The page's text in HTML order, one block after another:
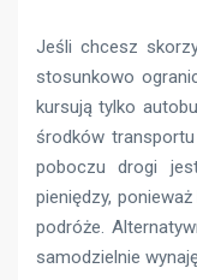
Jeśli chcesz
stosunkowo
kursują tylko
środków
poboczu drogi
pieniędzy,
podróże.
samodzielnie